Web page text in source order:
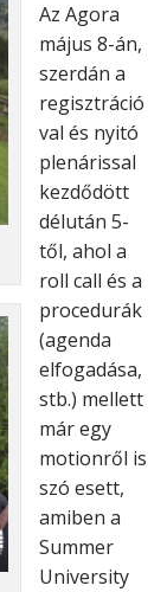
Az Agora
május 8-án,
szerdán a
regisztráció
val és nyitó
plenárissal
kezdődött
délután 5-
től, ahol a
roll call és a
procedurák
(agenda
elfogadása,
stb.) mellett
már egy
motionről is
szó esett,
amiben a
Summer
University